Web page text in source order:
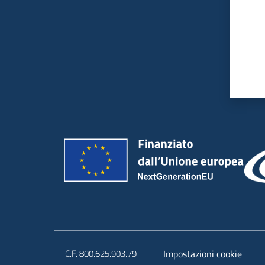
C.F. 800.625.903.79 Impostazioni cookie